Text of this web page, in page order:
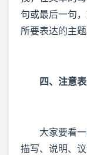
句或最后一句
所要表达的主题
四、注意
大家要看一
描写、说明、